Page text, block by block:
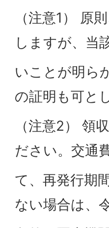
（注意1） 原
しますが、当
いことが明ら
の証明も可と
（注意2） 領
ださい。交通
て、再発行期
ない場合は、